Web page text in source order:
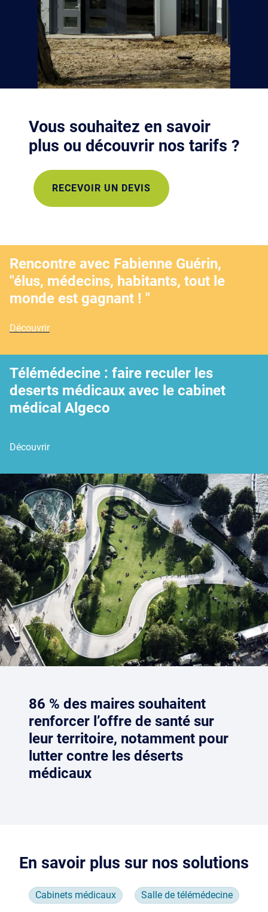
Vous souhaitez en savoir
plus ou découvrir nos tarifs ?
RECEVOIR UN DEVIS
Rencontre avec Fabienne Guérin,
"élus, médecins, habitants, tout le
monde est gagnant ! "
Découvrir
Télémédecine : faire reculer les
deserts médicaux avec le cabinet
médical Algeco
Découvrir
86 % des maires souhaitent
renforcer l’offre de santé sur
leur territoire, notamment pour
lutter contre les déserts
médicaux
En savoir plus sur nos solutions
Cabinets médicaux Salle de télémédecine